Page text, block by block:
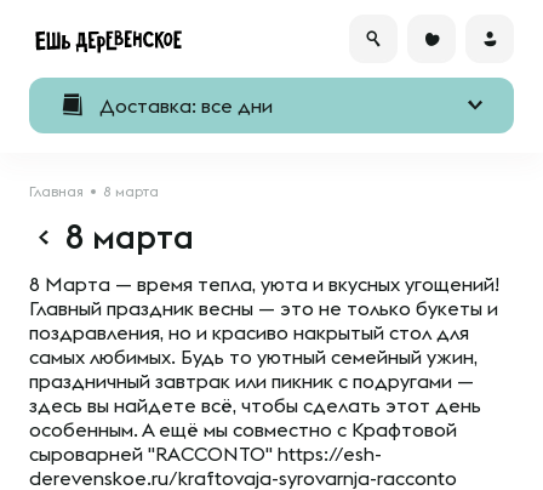
Доставка: все дни
Главная 8 марта
8 марта
8 Марта — время тепла, уюта и вкусных угощений!
Главный праздник весны — это не только букеты и
поздравления, но и красиво накрытый стол для
самых любимых. Будь то уютный семейный ужин,
праздничный завтрак или пикник с подругами —
здесь вы найдете всё, чтобы сделать этот день
особенным. А ещё мы совместно с Крафтовой
сыроварней "RACCONTO" https://esh-
derevenskoe.ru/kraftovaja-syrovarnja-racconto